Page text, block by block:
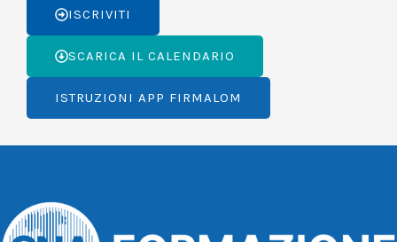
ISCRIVITI
SCARICA IL CALENDARIO
ISTRUZIONI APP FIRMALOM